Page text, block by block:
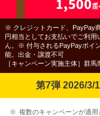
※ クレジットカード、PayPay
円相当としてお支払いでご利
ん。※ 付与されるPayPayポイ
能。出金・譲渡不可
［キャンペーン実施主体］群
第7弾 2026/3/
複数のキャンペーンが適